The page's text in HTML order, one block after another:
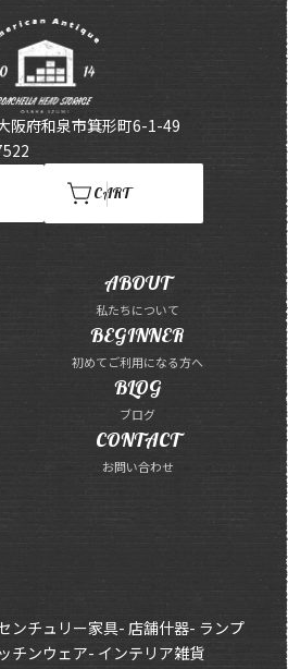
阪府和泉市箕形町6-1-49
CART
ABOUT
私たちについて
BEGINNER
初めてご利用になる方へ
BLOG
ブログ
CONTACT
お問い合わせ
ンチュリー家具- 店舗什器- ランプ
チンウェア- インテリア雑貨